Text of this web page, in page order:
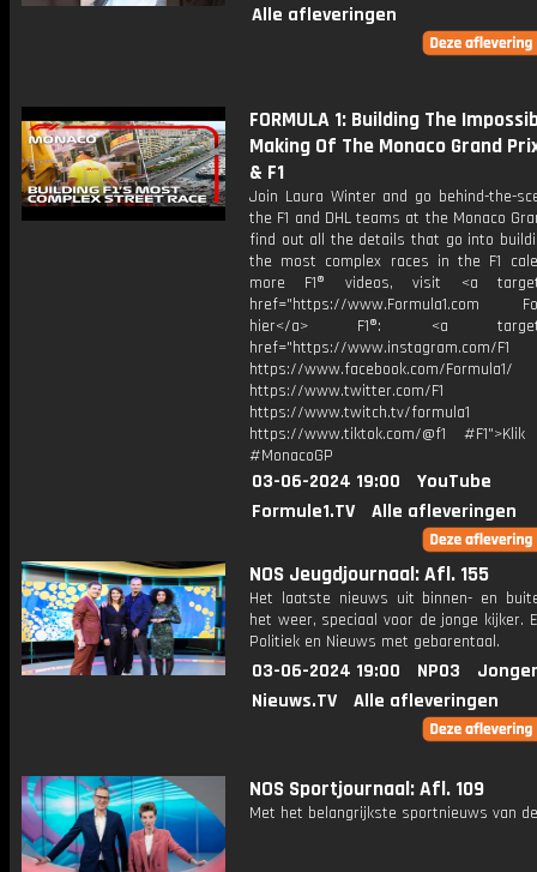
Alle afleveringen
FORMULA 1: Building The
Making Of The Monaco Grand
& F1
Join Laura Winter and go behind-the-
the F1 and DHL teams at the Monaco
find out all the details that go into
the most complex races in the F1
more F1® videos, visit <a
href="https://www.Formula1.com
hier</a> F1®: <a
href="https://www.instagram.com/F1
https://www.facebook.com/Formula1/
https://www.twitter.com/F1
https://www.twitch.tv/formula1
https://www.tiktok.com/@f1
#MonacoGP
03-06-2024 19:00
YouTube
Formule1.TV
Alle afleveringen
NOS Jeugdjournaal: Afl. 155
Het laatste nieuws uit binnen- en
het weer, speciaal voor de jonge kijker.
Politiek en Nieuws met gebarentaal.
03-06-2024 19:00 NPO3
Nieuws.TV
Alle afleveringen
NOS Sportjournaal: Afl. 109
Met het belangrijkste sportnieuws van